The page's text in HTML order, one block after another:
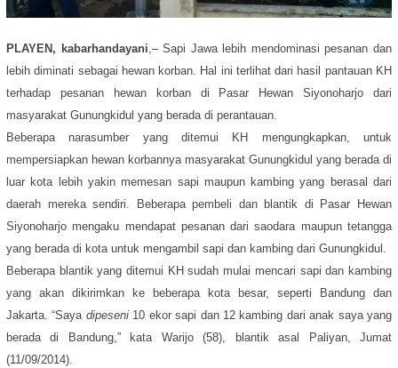
PLAYEN, kabarhandayani,– Sapi Jawa lebih mendominasi pesanan dan
lebih diminati sebagai hewan korban. Hal ini terlihat dari hasil pantauan KH
terhadap pesanan hewan korban di Pasar Hewan Siyonoharjo dari
masyarakat Gunungkidul yang berada di perantauan.
Beberapa narasumber yang ditemui KH mengungkapkan, untuk
mempersiapkan hewan korbannya masyarakat Gunungkidul yang berada di
luar kota lebih yakin memesan sapi maupun kambing yang berasal dari
daerah mereka sendiri. Beberapa pembeli dan blantik di Pasar Hewan
Siyonoharjo mengaku mendapat pesanan dari saodara maupun tetangga
yang berada di kota untuk mengambil sapi dan kambing dari Gunungkidul.
Beberapa blantik yang ditemui KH sudah mulai mencari sapi dan kambing
yang akan dikirimkan ke beberapa kota besar, seperti Bandung dan
Jakarta. “Saya dipeseni10 ekor sapi dan 12 kambing dari anak saya yang
berada di Bandung,” kata Warijo (58), blantik asal Paliyan, Jumat
(11/09/2014).